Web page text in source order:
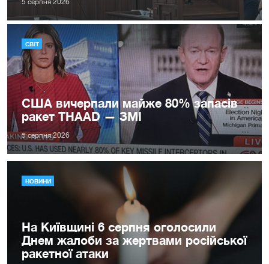
5 серпня 2026
СВІТ
США вичерпали майже 80% запасів
ракет THAAD — ЗМІ
5 серпня 2026
НОВИНИ
На Київщині 6 серпня оголосили
Днем жалоби за жертвами російської
ракетної атаки